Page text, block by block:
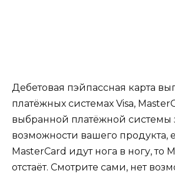
Дебетовая пэйпассная карта
платёжных системах Visa,
выбранной платёжной системы
возможности вашего продукта,
MasterCard идут нога в ногу, то
отстаёт. Смотрите сами, нет